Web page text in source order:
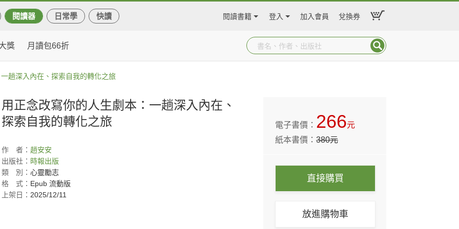
閱讀器 日常學 快讀 閱讀書籍 登入 加入會員 兌換券
獎 月讀包66折
趟深入內在、探索自我的轉化之旅
用正念改寫你的人生劇本：一趟深入內在、
探索自我的轉化之旅
作 者： 趙安安
出版社： 時報出版
類
別： 心靈勵志
格
式： Epub 流動版
上架日： 2025/12/11
電子書價： 266元
紙本書價：380元
直接購買
放進購物車